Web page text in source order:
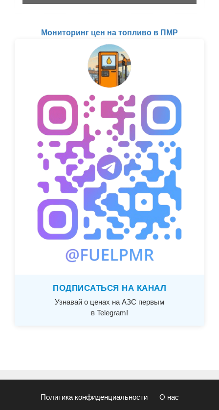
Мониторинг цен на топливо в ПМР
ПОДПИСАТЬСЯ НА КАНАЛ
Узнавай о ценах на АЗС первым
в Telegram!
Политика конфиденциальности О нас